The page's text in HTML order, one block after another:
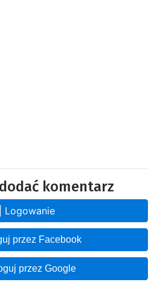
komentarz
przez Facebook
przez Google